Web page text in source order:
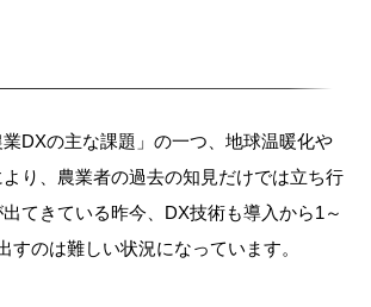
DXの主な課題」の一つ、地球温暖化や
り、農業者の過去の知見だけでは立ち行
てきている昨今、DX技術も導入から1～
すのは難しい状況になっています。